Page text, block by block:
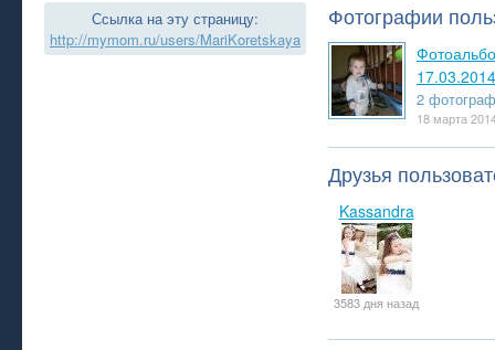
Ссылка на эту страницу:
http://mymom.ru/users/MariKoretskaya
Фотографии
17.03.2014
2
18 марта
Друзья
Kassandra
3583 дня назад